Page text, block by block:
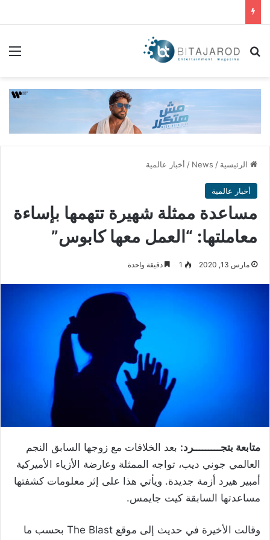
بحث عن
الرئيسية /
News
/ أخبار عالمية
أخبار عالمية
مساعدة ممثلة شهيرة تتهمها بإساءة
معاملتها: “العمل معها كابوس”
مارس 13, 2020 1 دقيقة واحدة
متابعة بتجـــــــــرد: بعد الخلافات مع زوجها السابق النجم
العالمي جوني ديب، تواجه الممثلة وعارضة الأزياء الأميركية
أمبير هيرد أزمة جديدة. ويأتي هذا على إثر معلومات كشفتها
مساعدتها السابقة كيت جايمس.
وقالت الأخيرة في حديث إلى موقع The Blast بحسب ما